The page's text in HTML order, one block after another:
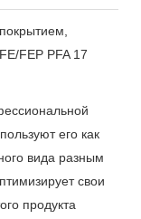
его как
вида разным
свои
продукта